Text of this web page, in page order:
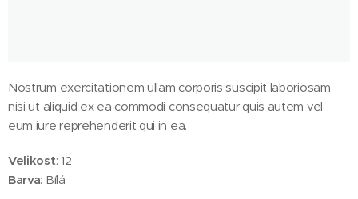
Nostrum exercitationem ullam corporis suscipit laboriosam
nisi ut aliquid ex ea commodi consequatur quis autem vel
eum iure reprehenderit qui in ea.
Velikost: 12
Barva: Bílá